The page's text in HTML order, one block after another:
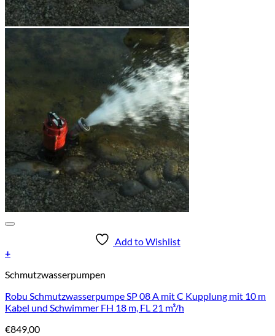
Add to Wishlist
+
Schmutzwasserpumpen
Robu Schmutzwasserpumpe SP 08 A mit C Kupplung mit 10 m
Kabel und Schwimmer FH 18 m, FL 21 m³/h
€849,00